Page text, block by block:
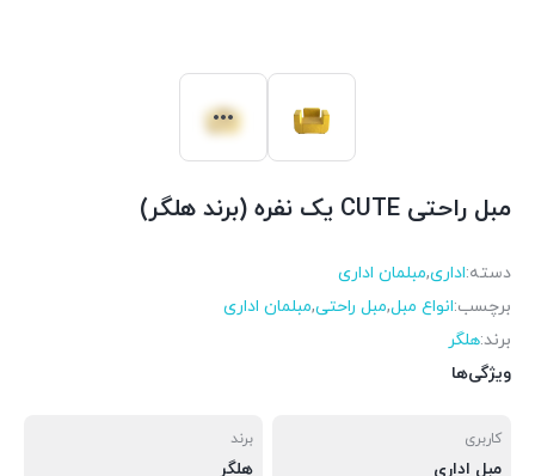
مبل راحتی CUTE یک نفره (برند هلگر)
دسته:اداری,مبلمان اداری
برچسب:انواع مبل,مبل راحتی,مبلمان اداری
برند:هلگر
ویژگی‌ها
کاربری
مبل اداری
برند
هلگر